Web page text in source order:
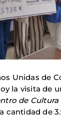
Unidas de
la visita de
de Cultura
cantidad de